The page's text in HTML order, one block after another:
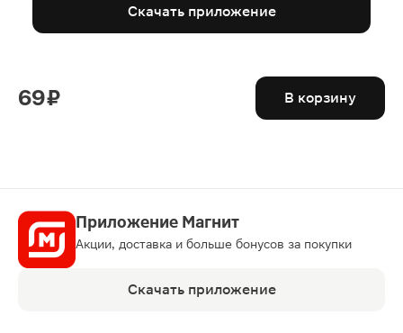
Скачать приложение
69 ₽ В корзину
Приложение Магнит
Акции, доставка и больше бонусов за покупки
Скачать приложение